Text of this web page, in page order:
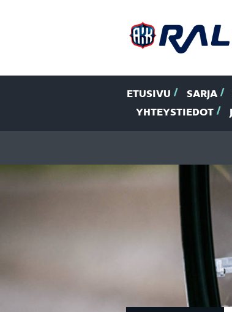
ETUSIVU SARJA
YHTEYSTIEDOT